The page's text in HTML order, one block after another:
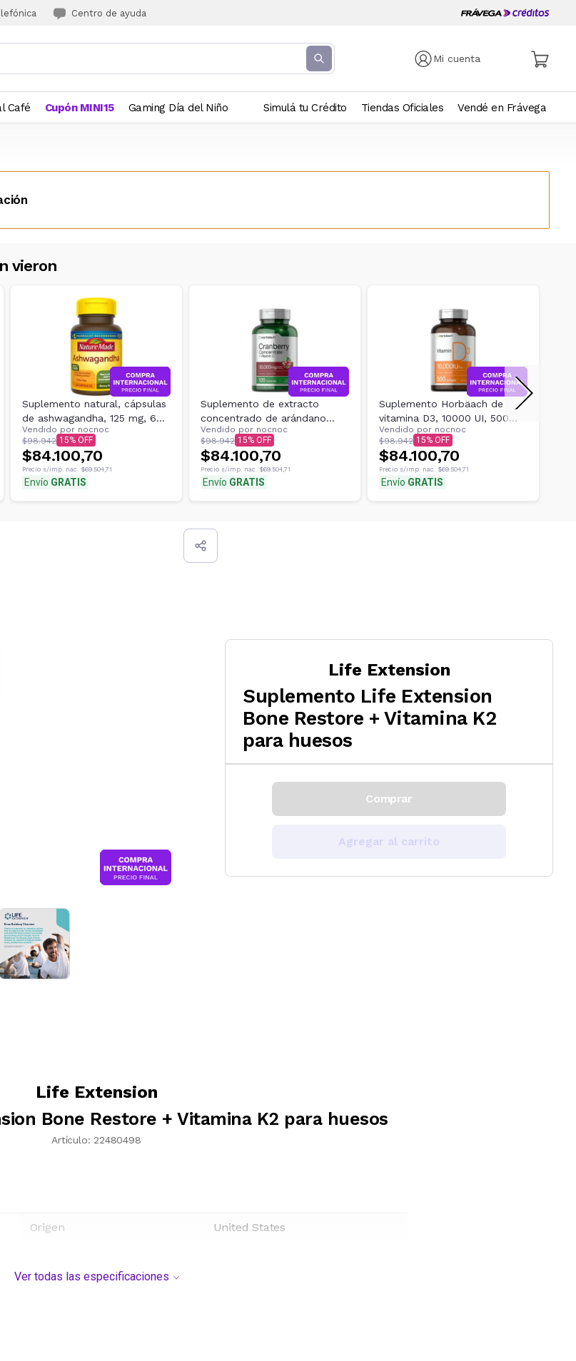
Centro de ayuda
Mi cuenta
Café Cupón MINI15 Gaming Día del Niño Simulá tu Crédito Tiendas Oficiales Vendé en Frávega
vieron
Suplemento natural, cápsulas
de ashwagandha, 125 mg, 60
unidades
Vendido por nocnoc
$98.942 15
$84.100,70
Precio s/imp. nac. $69.504,71
Envío GRATIS
Suplemento de extracto
concentrado de arándano
Horbäach de 3
Vendido por nocnoc
$98.942 15
$84.100,70
Precio s/imp. nac. $69.504,71
Envío GRATIS
Suplemento Horbäach de
vitamina D3, 10000 UI, 500
cápsulas b
Vendido por nocnoc
$98.942 15
$84.100,70
Precio s/imp. nac. $69.504,71
Envío GRATIS
Life Extension
Suplemento Life Extension
Bone Restore + Vitamina K2
para huesos
Comprar
Agregar al carrito
Life Extension
Bone Restore + Vitamina K2 para huesos
Artículo: 22480498
Origen United States
Ver todas las especificaciones